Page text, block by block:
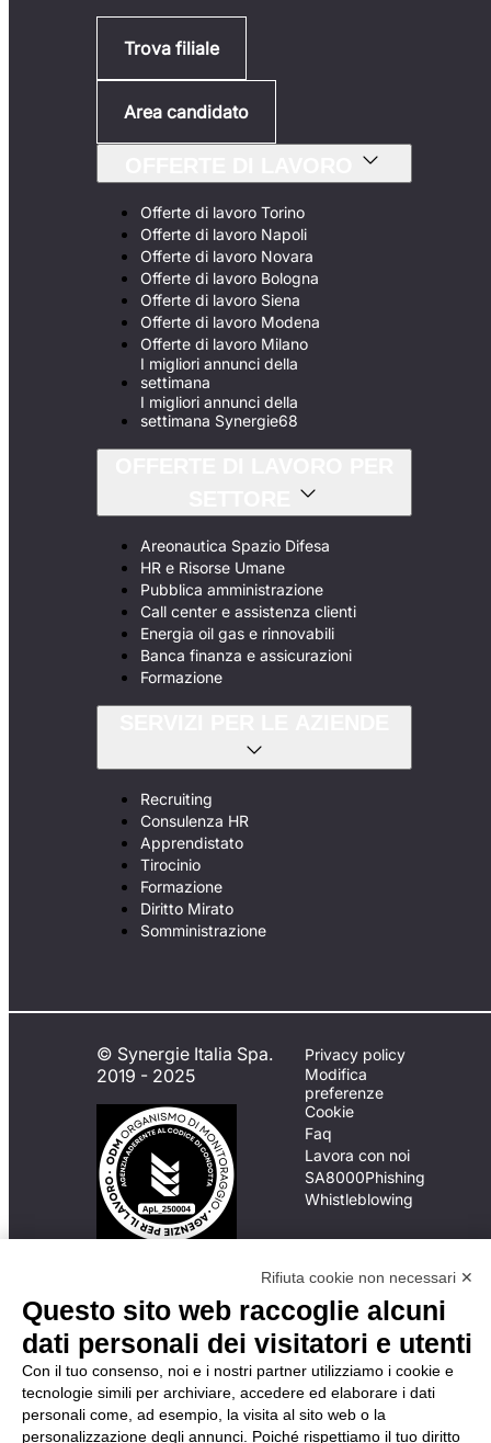
Trova filiale
Area candidato
Offerte di lavoro Torino
Offerte di lavoro Napoli
Offerte di lavoro Novara
Offerte di lavoro Bologna
Offerte di lavoro Siena
Offerte di lavoro Modena
Offerte di lavoro Milano
I migliori annunci della
settimana
I migliori annunci della
settimana Synergie68
Areonautica Spazio Difesa
HR e Risorse Umane
Pubblica amministrazione
Call center e assistenza clienti
Energia oil gas e rinnovabili
Banca finanza e assicurazioni
Formazione
Recruiting
Consulenza HR
Apprendistato
Tirocinio
Formazione
Diritto Mirato
Somministrazione
© Synergie Italia Spa.
2019 - 2025
inadempimento da parte
della ApL delle
disposizioni
del Codice di Condotta, è
possibile presentare un
reclamo
all’Organismo di
Privacy policy
Modifica
preferenze
Cookie
Faq
Lavora con noi
SA8000Phishing
Whistleblowing
Rifiuta cookie non necessari ✕
Questo sito web raccoglie alcuni
dati personali dei visitatori e utenti
Con il tuo consenso, noi e i nostri partner utilizziamo i cookie e
tecnologie simili per archiviare, accedere ed elaborare i dati
personali come, ad esempio, la visita al sito web o la
personalizzazione degli annunci. Poiché rispettiamo il tuo diritto